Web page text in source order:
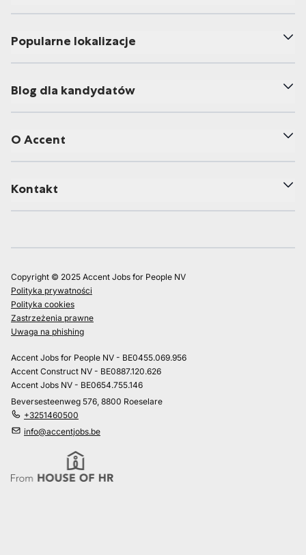
Popularne lokalizacje
Blog dla kandydatów
O Accent
Kontakt
Copyright © 2025 Accent Jobs for People NV
Polityka prywatności
Polityka cookies
Zastrzeżenia prawne
Uwaga na phishing
Accent Jobs for People NV - BE0455.069.956
Accent Construct NV - BE0887.120.626
Accent Jobs NV - BE0654.755.146
Beversesteenweg 576, 8800 Roeselare
+3251460500
info@accentjobs.be